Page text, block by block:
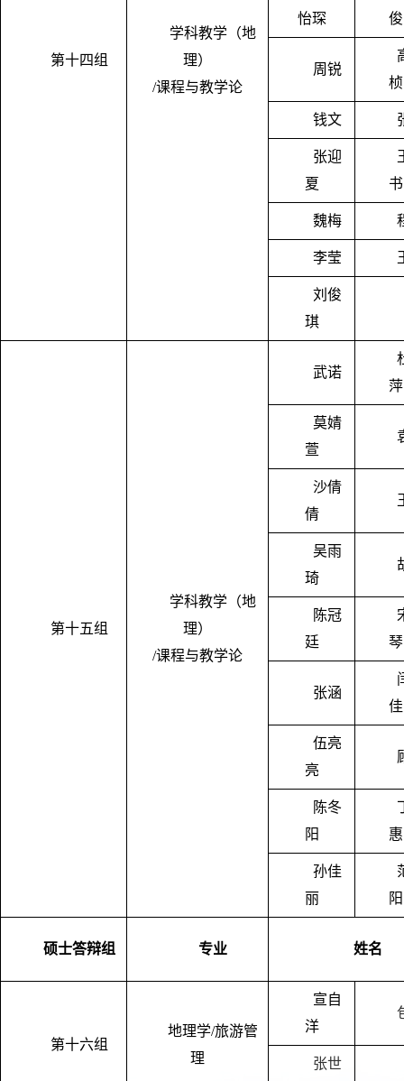
第十四组
学科教学（地
理）
/课程与教学论
怡琛
俊
周锐
桢
钱文
张迎
夏
书
魏梅
李莹
刘俊
琪
第十五组
学科教学（地
理）
/课程与教学论
武诺
萍
莫婧
萱
沙倩
倩
吴雨
琦
陈冠
廷
琴
张涵
佳
伍亮
亮
陈冬
阳
惠
孙佳
丽
阳
硕士答辩组 专业 姓名
第十六组
地理学/旅游管
理
宣自
洋
张世